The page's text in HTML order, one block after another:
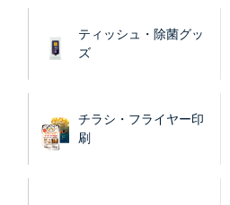
ティッシュ・除菌グッ
ズ
チラシ・フライヤー印
刷